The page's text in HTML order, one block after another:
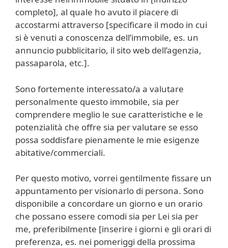
completo], al quale ho avuto il piacere di
accostarmi attraverso [specificare il modo in cui
si è venuti a conoscenza dell’immobile, es. un
annuncio pubblicitario, il sito web dell’agenzia,
passaparola, etc.].
Sono fortemente interessato/a a valutare
personalmente questo immobile, sia per
comprendere meglio le sue caratteristiche e le
potenzialità che offre sia per valutare se esso
possa soddisfare pienamente le mie esigenze
abitative/commerciali.
Per questo motivo, vorrei gentilmente fissare un
appuntamento per visionarlo di persona. Sono
disponibile a concordare un giorno e un orario
che possano essere comodi sia per Lei sia per
me, preferibilmente [inserire i giorni e gli orari di
preferenza, es. nei pomeriggi della prossima